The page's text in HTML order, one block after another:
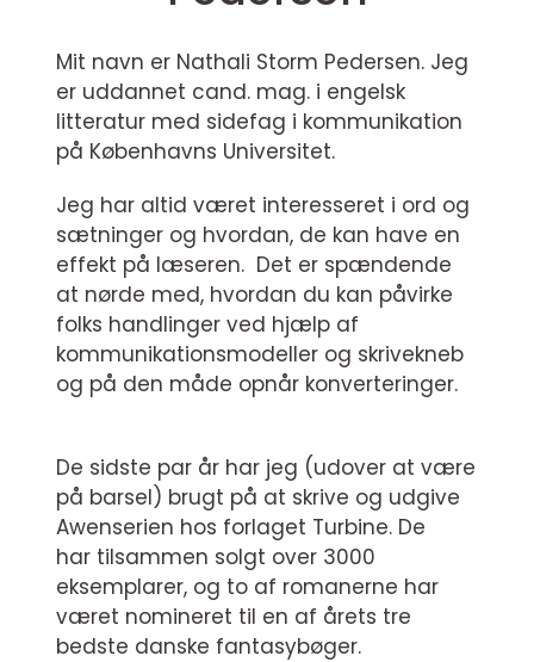
Mit navn er Nathali Storm Pedersen. Jeg
er uddannet cand. mag. i engelsk
litteratur med sidefag i kommunikation
på Københavns Universitet.
Jeg har altid været interesseret i ord og
sætninger og hvordan, de kan have en
effekt på læseren. Det er spændende
at nørde med, hvordan du kan påvirke
folks handlinger ved hjælp af
kommunikationsmodeller og skrivekneb
og på den måde opnår konverteringer.
De sidste par år har jeg (udover at være
på barsel) brugt på at skrive og udgive
Awenserien hos forlaget Turbine. De
har tilsammen solgt over 3000
eksemplarer, og to af romanerne har
været nomineret til en af årets tre
bedste danske fantasybøger.